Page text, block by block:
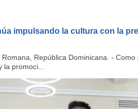
impulsando la cultura con la
República Dominicana. - Como
la promoci...